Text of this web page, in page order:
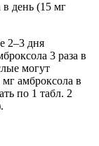
в день (15 мг
2–3 дня
3 раза в
могут
мг амброксола в
по 1 табл. 2